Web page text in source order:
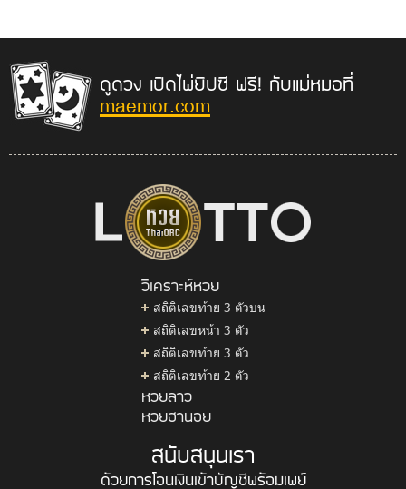
ดูดวง เปิดไพ่ยิปซี ฟรี! กับแม่หมอที่
maemor.com
วิเคราะห์หวย
สถิติเลขท้าย 3 ตัวบน
สถิติเลขหน้า 3 ตัว
สถิติเลขท้าย 3 ตัว
สถิติเลขท้าย 2 ตัว
หวยลาว
หวยฮานอย
สนับสนุนเรา
ด้วยการโอนเงินเข้าบัญชีพร้อมเพย์